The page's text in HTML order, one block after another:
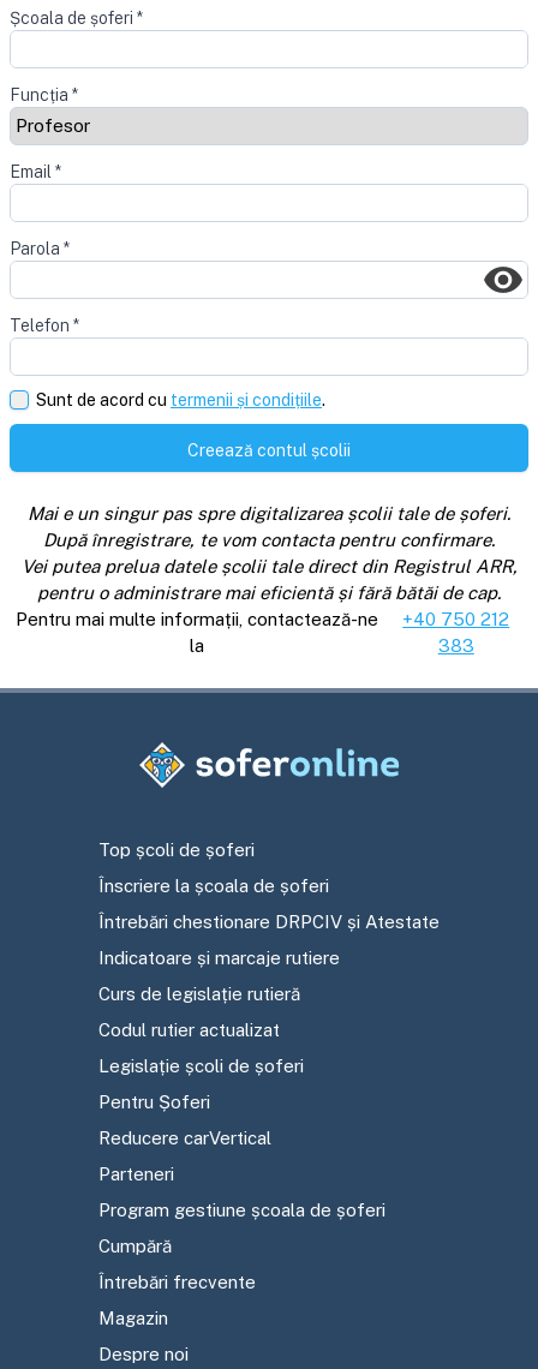
Școala de șoferi *
Funcția *
Email *
Parola *
Telefon *
Sunt de acord cu termenii și condițiile.
Creează contul școlii
Mai e un singur pas spre digitalizarea școlii tale de șoferi.
După înregistrare, te vom contacta pentru confirmare.
Vei putea prelua datele școlii tale direct din Registrul ARR,
pentru o administrare mai eficientă și fără bătăi de cap.
Pentru mai multe informații, contactează-ne
la
+40 750 212
383
Top școli de șoferi
Înscriere la școala de șoferi
Întrebări chestionare DRPCIV și Atestate
Indicatoare și marcaje rutiere
Curs de legislație rutieră
Codul rutier actualizat
Legislație școli de șoferi
Pentru Șoferi
Reducere carVertical
Parteneri
Program gestiune școala de șoferi
Cumpără
Întrebări frecvente
Magazin
Despre noi